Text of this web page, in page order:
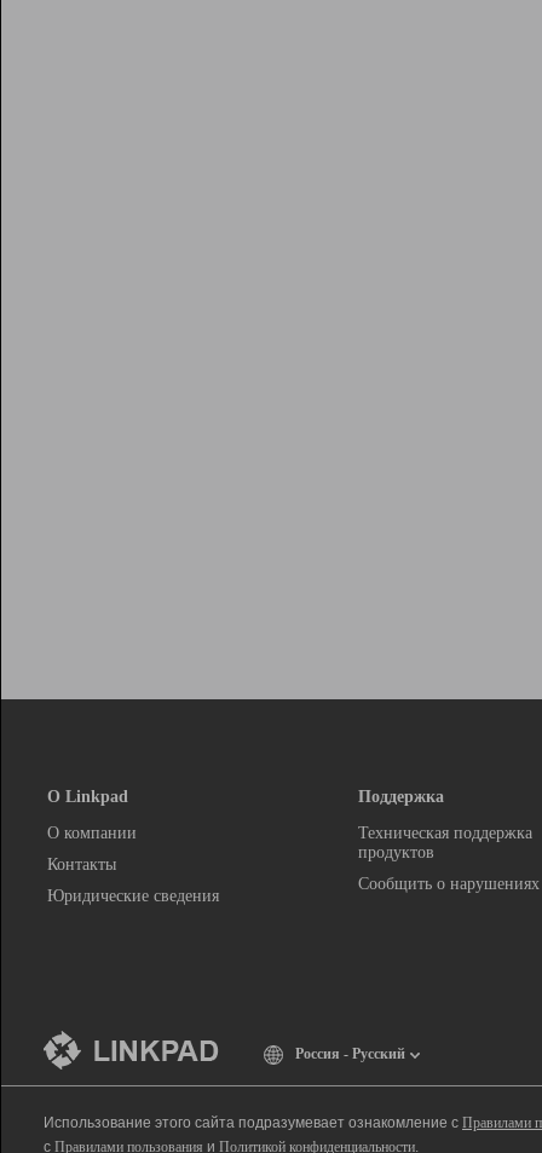
О Linkpad
О компании
Контакты
Юридические сведения
Поддержка
Техническая поддержка
продуктов
Сообщить о нарушениях
Россия - Русский
Использование этого сайта подразумевает ознакомление с Правилами
с Правилами пользования и Политикой конфиденциальности.